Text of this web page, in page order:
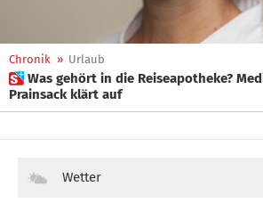
Chronik » Urlaub
 Was gehört in die Reiseapotheke? Medizinerin Hager-
Prainsack klärt auf
Wetter